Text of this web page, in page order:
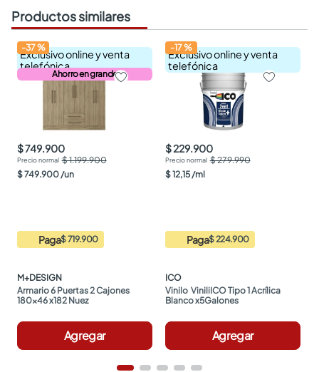
Productos similares
Exclusivo online y venta
telefónica
Ahorro en grande
-37%
$ 749.900
$ 1.199.900
$749.900 /un
Paga$ 719.900
M+DESIGN
Armario 6 Puertas 2 Cajones
180x46 x182 Nuez
Agregar
Exclusivo online y venta
telefónica
-17%
$ 229.900
$ 279.990
$12,15 /ml
Paga$ 224.900
ICO
Vinilo  ViniliICO Tipo 1 Acrílica
Blanco x5Galones
Agregar